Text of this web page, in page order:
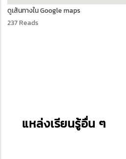
ดูเส้นทางใน Google maps
237 Reads
แหล่งเรียนรู้อื่น ๆ